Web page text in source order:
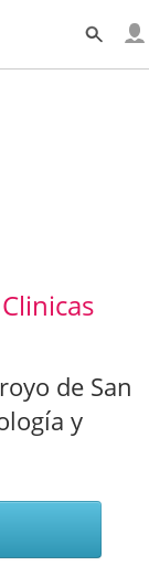
de San
y